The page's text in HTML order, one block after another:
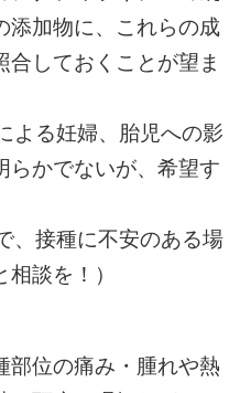
添加物に、これらの成
しておくことが望ま
よる妊婦、胎児への影
らかでないが、希望す
、接種に不安のある場
談を！）
部位の痛み・腫れや熱